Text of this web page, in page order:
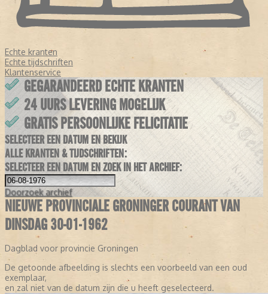
Echte kranten
Echte tijdschriften
Klantenservice
GEGARANDEERD ECHTE KRANTEN
24 UURS LEVERING MOGELIJK
GRATIS PERSOONLIJKE FELICITATIE
SELECTEER EEN DATUM EN BEKIJK
ALLE KRANTEN & TIJDSCHRIFTEN:
SELECTEER EEN DATUM EN ZOEK IN HET ARCHIEF:
Doorzoek archief
NIEUWE PROVINCIALE GRONINGER COURANT VAN
DINSDAG 30-01-1962
Dagblad voor provincie Groningen
De getoonde afbeelding is slechts een voorbeeld van een oud
exemplaar,
en zal niet van de datum zijn die u heeft geselecteerd.